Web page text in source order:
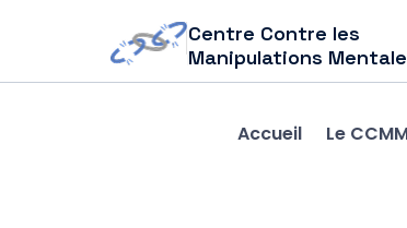
Centre Contre les
Manipulations
Accueil Le